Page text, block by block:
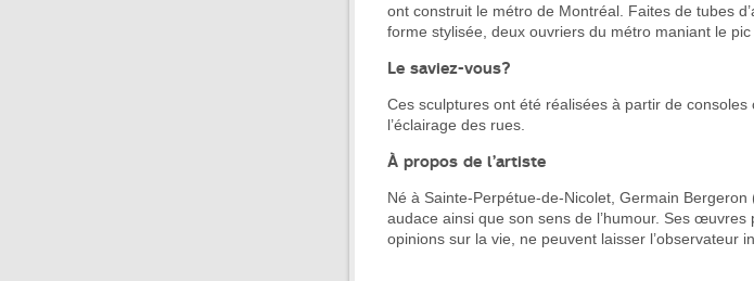
ont construit le métro de Montréal. Faites de tubes
forme stylisée, deux ouvriers du métro maniant le pic
Le saviez-vous?
Ces sculptures ont été réalisées à partir de
l’éclairage des rues.
À propos de l’artiste
Né à Sainte-Perpétue-de-Nicolet, Germain
audace ainsi que son sens de l’humour. Ses
opinions sur la vie, ne peuvent laisser l’observateur